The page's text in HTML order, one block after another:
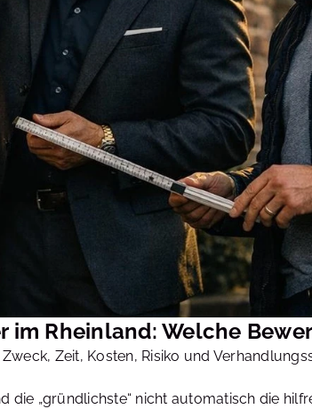
Rheinland: Welche
Zeit, Kosten, Risiko und
„gründlichste“ nicht automatisch die